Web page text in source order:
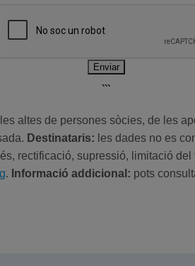
```
altes de persones sòcies, de les
Destinataris: les dades no es
rectificació, supressió, limitació
. Informació addicional: pots